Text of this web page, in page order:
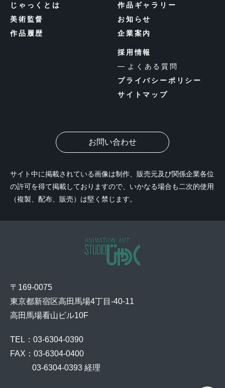
〒169-0075
東京都新宿区高田馬場4丁目-40-11
高田馬場看山ビル10F
TEL：03-6304-0390
FAX：03-6304-0400
03-6304-0393 経理
じゃっくとは
美術監督
作品履歴
作品ギャラリー
お知らせ
企業案内
採用情報
よくある質問
プライバシーポリシー
サイトマップ
お問い合わせ
サイト中に掲載されている画像は制作、販売元及び関係企業各位
の許可を得て掲載しておりますので、いかなる場合も二次的使用
（複製、配布、販売）は堅く禁じます。